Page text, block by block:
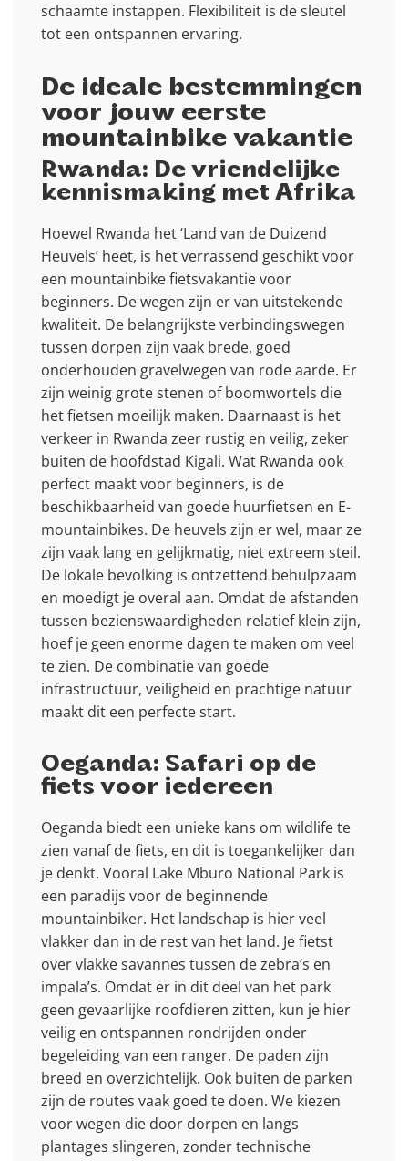
schaamte instappen. Flexibiliteit is de sleutel
tot een ontspannen ervaring.
De ideale bestemmingen
voor jouw eerste
mountainbike vakantie
Rwanda: De vriendelijke
kennismaking met Afrika
Hoewel Rwanda het ‘Land van de Duizend
Heuvels’ heet, is het verrassend geschikt voor
een mountainbike fietsvakantie voor
beginners. De wegen zijn er van uitstekende
kwaliteit. De belangrijkste verbindingswegen
tussen dorpen zijn vaak brede, goed
onderhouden gravelwegen van rode aarde. Er
zijn weinig grote stenen of boomwortels die
het fietsen moeilijk maken. Daarnaast is het
verkeer in Rwanda zeer rustig en veilig, zeker
buiten de hoofdstad Kigali. Wat Rwanda ook
perfect maakt voor beginners, is de
beschikbaarheid van goede huurfietsen en E-
mountainbikes. De heuvels zijn er wel, maar ze
zijn vaak lang en gelijkmatig, niet extreem steil.
De lokale bevolking is ontzettend behulpzaam
en moedigt je overal aan. Omdat de afstanden
tussen bezienswaardigheden relatief klein zijn,
hoef je geen enorme dagen te maken om veel
te zien. De combinatie van goede
infrastructuur, veiligheid en prachtige natuur
maakt dit een perfecte start.
Oeganda: Safari op de
fiets voor iedereen
Oeganda biedt een unieke kans om wildlife te
zien vanaf de fiets, en dit is toegankelijker dan
je denkt. Vooral Lake Mburo National Park is
een paradijs voor de beginnende
mountainbiker. Het landschap is hier veel
vlakker dan in de rest van het land. Je fietst
over vlakke savannes tussen de zebra’s en
impala’s. Omdat er in dit deel van het park
geen gevaarlijke roofdieren zitten, kun je hier
veilig en ontspannen rondrijden onder
begeleiding van een ranger. De paden zijn
breed en overzichtelijk. Ook buiten de parken
zijn de routes vaak goed te doen. We kiezen
voor wegen die door dorpen en langs
plantages slingeren, zonder technische